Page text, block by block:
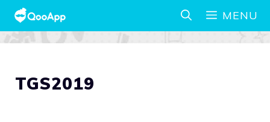
MENU
TGS2019